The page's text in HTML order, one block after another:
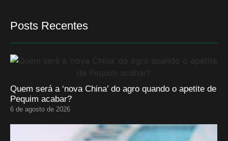
Posts Recentes
Quem será a ‘nova China’ do agro quando o apetite de
Pequim acabar?
6 de agosto de 2026